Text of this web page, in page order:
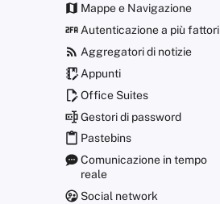
Mappe e Navigazione
Autenticazione a più fattori
Aggregatori di notizie
Appunti
Office Suites
Gestori di password
Pastebins
Comunicazione in tempo
reale
Social network